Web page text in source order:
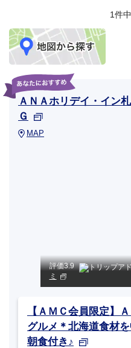
1件
ＡＮＡホリデイ・イ
Ｇ
MAP
評価3.9
ミ
【ＡＭＣ会員限定】
グルメ＊北海道食材
朝食付き♪